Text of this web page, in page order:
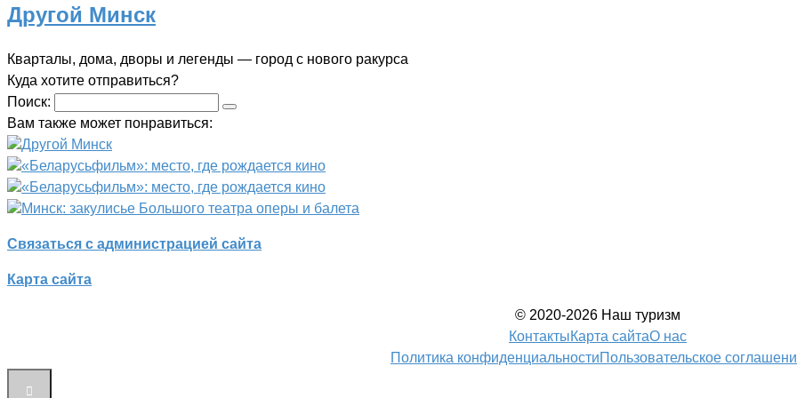
Другой Минск
Кварталы, дома, дворы и легенды — город с нового ракурса
Куда хотите отправиться?
Поиск:
Вам также может понравиться:
Другой Минск
«Беларусьфильм»: место, где рождается кино
«Беларусьфильм»: место, где рождается кино
Минск: закулисье Большого театра оперы и балета
Связаться с администрацией сайта
Карта сайта
© 2020-2026 Наш туризм
КонтактыКарта сайтаО нас
Политика конфиденциальностиПользовательское